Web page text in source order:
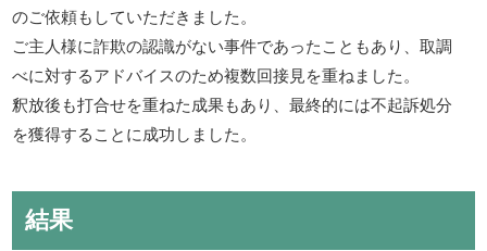
のご依頼もしていただきました。
ご主人様に詐欺の認識がない事件であったこともあり、取調
べに対するアドバイスのため複数回接見を重ねました。
釈放後も打合せを重ねた成果もあり、最終的には不起訴処分
を獲得することに成功しました。
結果